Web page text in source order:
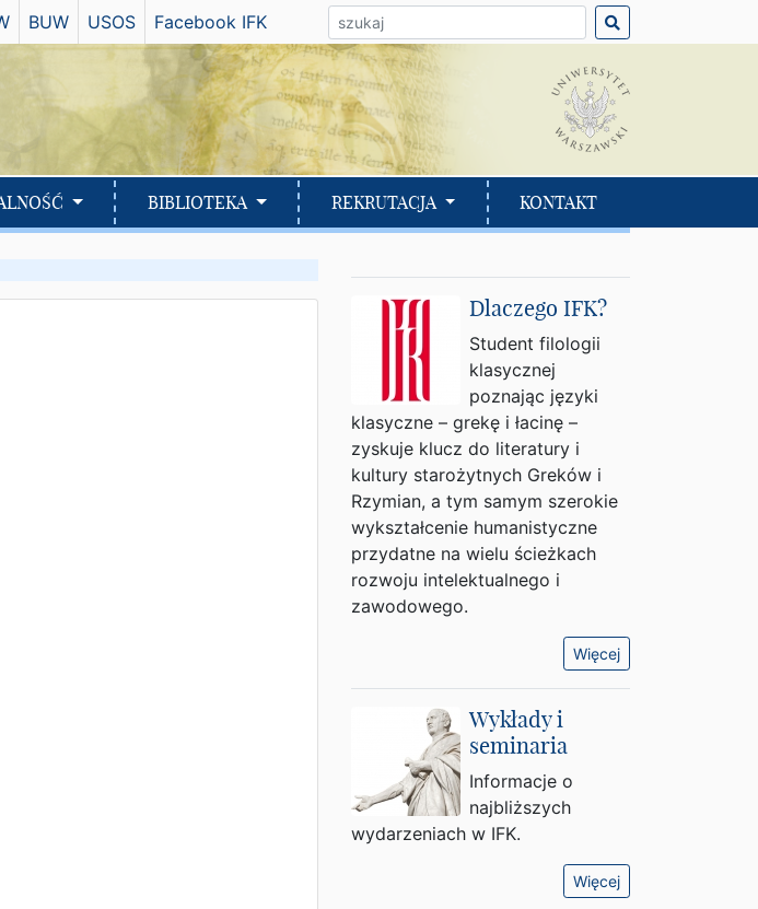
BUW USOS Facebook IFKHasło do wyszukania:
BIBLIOTEKA REKRUTACJA KONTAKT
Dlaczego IFK?
Student filologii
klasycznej
poznając języki
klasyczne – grekę i łacinę –
zyskuje klucz do literatury i
kultury starożytnych Greków i
Rzymian, a tym samym szerokie
wykształcenie humanistyczne
przydatne na wielu ścieżkach
rozwoju intelektualnego i
zawodowego.
Więcej
Wykłady i
seminaria
Informacje o
najbliższych
wydarzeniach w IFK.
Więcej